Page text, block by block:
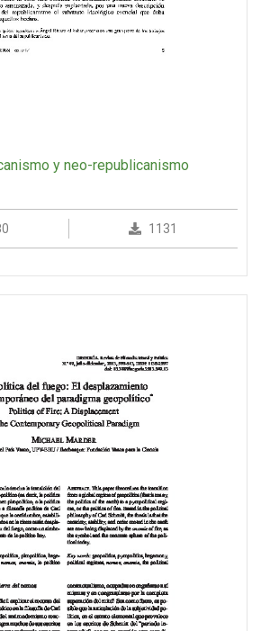
y neo-republicanismo
1131